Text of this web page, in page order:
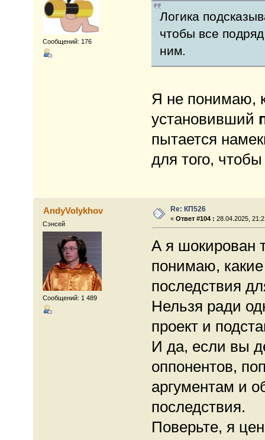
Сообщений: 176
Логика
чтобы все
ним.
Я не понимаю,
установивший
пытается
для того,
AndyVolykhov
Сэнсей
Сообщений: 1 489
Re: КП526
«Ответ #104 : 28.04.2025,
А я шокирован
понимаю, какие
последствия
Нельзя ради
проект и
И да, если вы
оппонентов,
аргументам и
последствия.
Поверьте, я